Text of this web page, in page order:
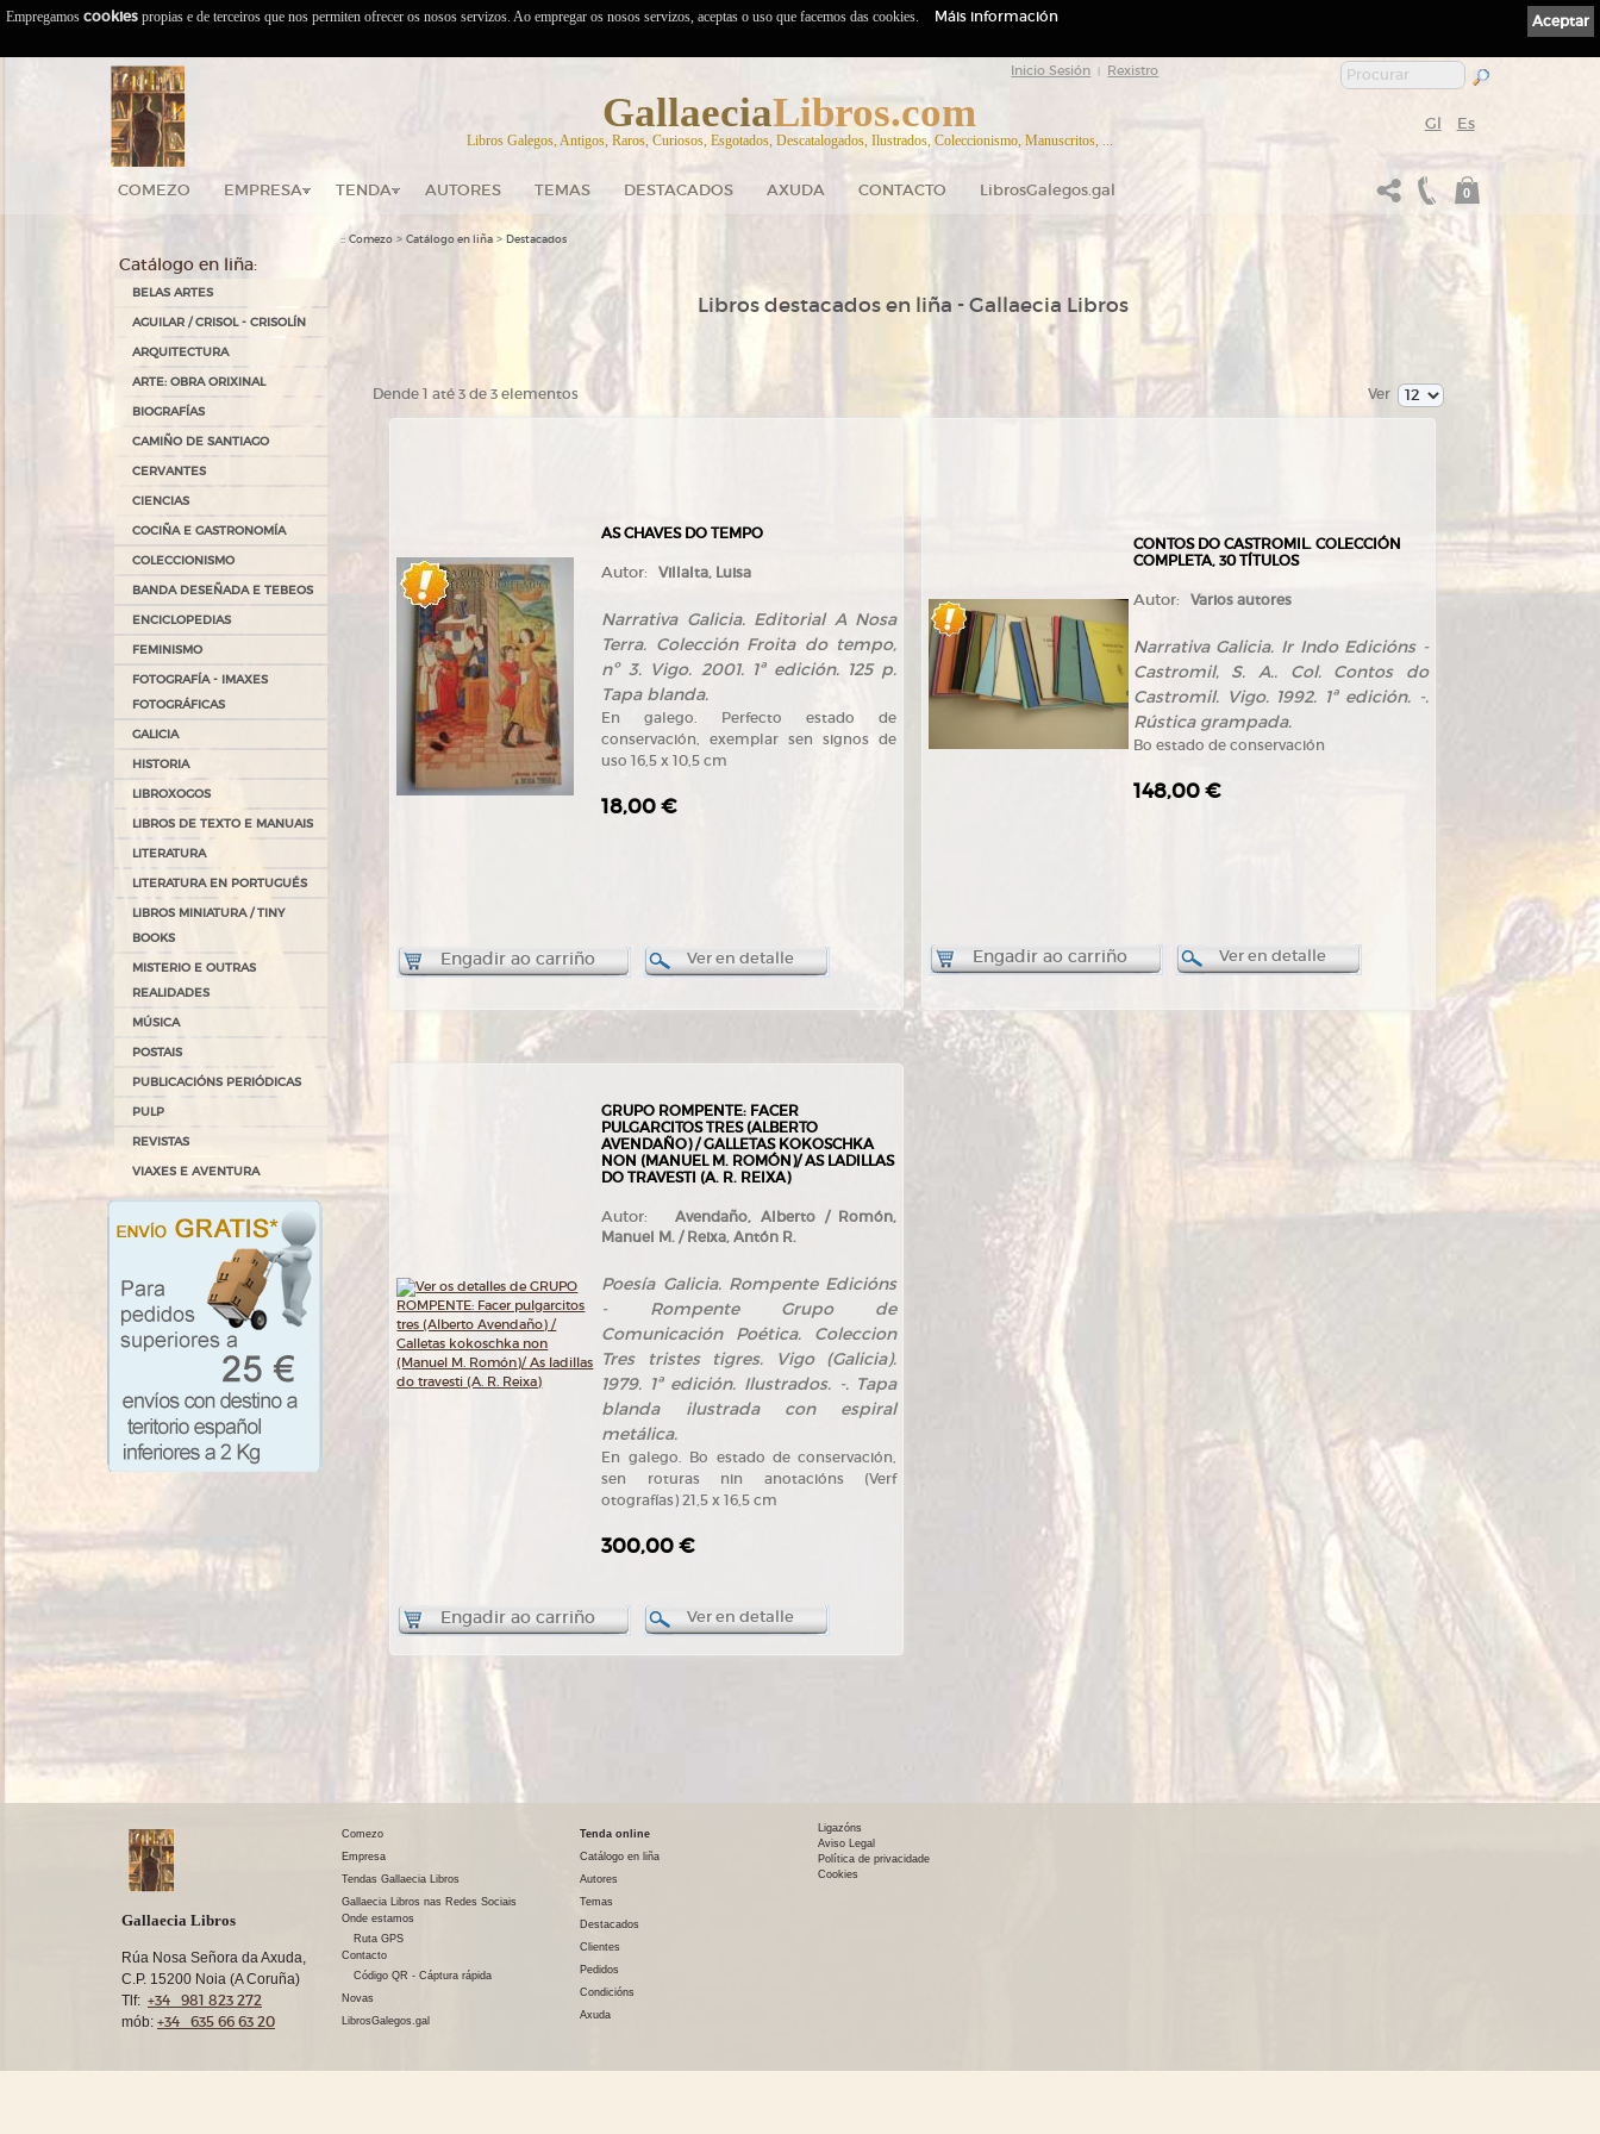
Inicio Sesión Rexistro
GallaeciaLibros.com
Libros Galegos, Antigos, Raros, Curiosos, Esgotados, Descatalogados, Ilustrados, Coleccionismo, Manuscritos, ...
Gl Es
COMEZO EMPRESA TENDA AUTORES TEMAS DESTACADOS AXUDA CONTACTO LibrosGalegos.gal 0
Catálogo en liña:
BELAS ARTES
AGUILAR / CRISOL - CRISOLÍN
ARQUITECTURA
ARTE: OBRA ORIXINAL
BIOGRAFÍAS
CAMIÑO DE SANTIAGO
CERVANTES
CIENCIAS
COCIÑA E GASTRONOMÍA
COLECCIONISMO
BANDA DESEÑADA E TEBEOS
ENCICLOPEDIAS
FEMINISMO
FOTOGRAFÍA - IMAXES
FOTOGRÁFICAS
GALICIA
HISTORIA
LIBROXOGOS
LIBROS DE TEXTO E MANUAIS
LITERATURA
LITERATURA EN PORTUGUÉS
LIBROS MINIATURA / TINY
BOOKS
MISTERIO E OUTRAS
REALIDADES
MÚSICA
POSTAIS
PUBLICACIÓNS PERIÓDICAS
PULP
REVISTAS
VIAXES E AVENTURA
:: Comezo > Catálogo en liña > Destacados
Libros destacados en liña - Gallaecia Libros
Dende 1 até 3 de 3 elementos Ver
AS CHAVES DO TEMPO
Autor:Villalta, Luisa
Narrativa Galicia. Editorial A Nosa
Terra. Colección Froita do tempo,
nº 3. Vigo. 2001. 1ª edición. 125 p.
Tapa blanda.
En galego. Perfecto estado de
conservación, exemplar sen signos de
uso 16,5 x 10,5 cm
18,00 €
Engadir ao carriño Ver en detalle
CONTOS DO CASTROMIL. COLECCIÓN
COMPLETA, 30 TÍTULOS
Autor: Varios autores
Narrativa Galicia. Ir Indo Edicións -
Castromil, S. A.. Col. Contos do
Castromil. Vigo. 1992. 1ª edición. -.
Rústica grampada.
Bo estado de conservación
148,00 €
Engadir ao carriño Ver en detalle
GRUPO ROMPENTE: FACER
PULGARCITOS TRES (ALBERTO
AVENDAÑO) / GALLETAS KOKOSCHKA
NON (MANUEL M. ROMÓN)/ AS LADILLAS
DO TRAVESTI (A. R. REIXA)
Autor:Avendaño, Alberto / Romón,
Manuel M. / Reixa, Antón R.
Poesía Galicia. Rompente Edicións
- Rompente Grupo de
Comunicación Poética. Coleccion
Tres tristes tigres. Vigo (Galicia).
1979. 1ª edición. Ilustrados. -. Tapa
blanda ilustrada con espiral
metálica.
En galego. Bo estado de conservación,
sen roturas nin anotacións (Verf
otografías) 21,5 x 16,5 cm
300,00 €
Engadir ao carriño Ver en detalle
Gallaecia Libros
Rúa Nosa Señora da Axuda,
C.P. 15200 Noia (A Coruña)
Tlf: +34 981 823 272
mób: +34 635 66 63 20
Comezo
Empresa
Tendas Gallaecia Libros
Gallaecia Libros nas Redes Sociais
Onde estamos
Ruta GPS
Contacto
Código QR - Cáptura rápida
Novas
LibrosGalegos.gal
Tenda online
Catálogo en liña
Autores
Temas
Destacados
Clientes
Pedidos
Condicións
Axuda
Ligazóns
Aviso Legal
Política de privacidade
Cookies
Aceptar
Empregamos cookies propias e de terceiros que nos permiten ofrecer os nosos servizos. Ao empregar os nosos servizos, aceptas o uso que facemos das cookies. Máis información